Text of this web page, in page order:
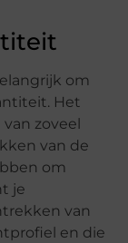
om
Het
zoveel
van de
om
je
van
en die